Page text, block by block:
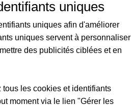
4
1
uniques
uniques afin d'améliorer
uniques servent à personnaliser
des publicités ciblées et en
les cookies et identifiants
moment via le lien "Gérer les